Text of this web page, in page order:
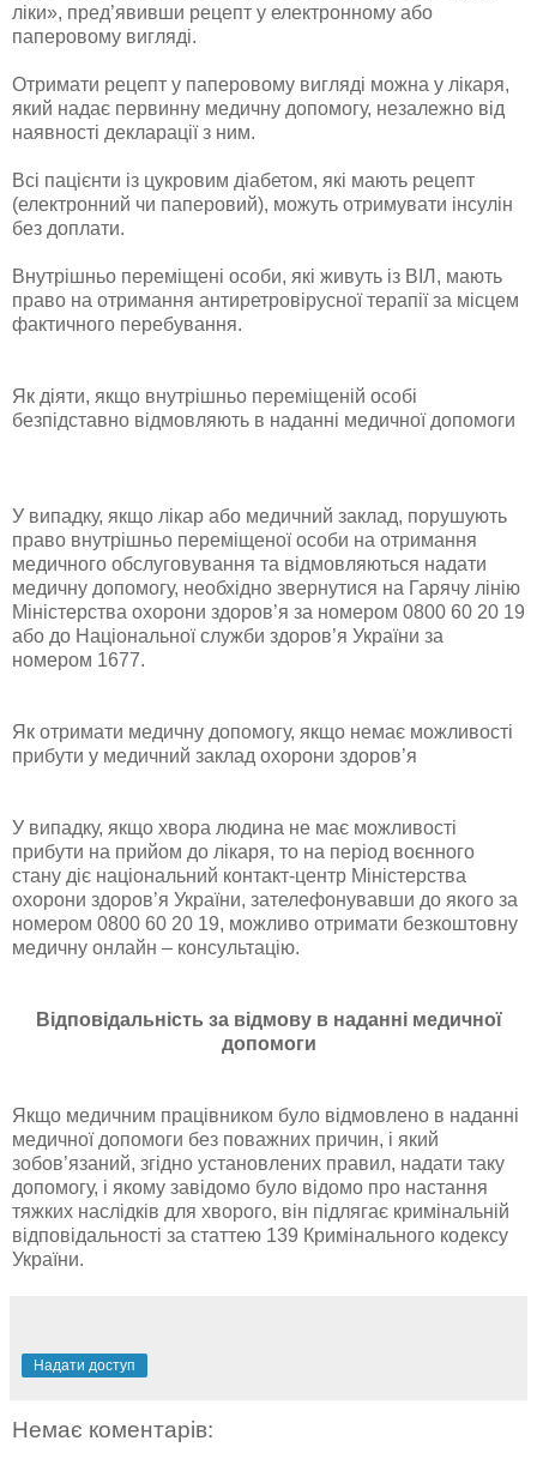
ліки», пред’явивши рецепт у електронному або
паперовому вигляді.
Отримати рецепт у паперовому вигляді можна у лікаря,
який надає первинну медичну допомогу, незалежно від
наявності декларації з ним.
Всі пацієнти із цукровим діабетом, які мають рецепт
(електронний чи паперовий), можуть отримувати інсулін
без доплати.
Внутрішньо переміщені особи, які живуть із ВІЛ, мають
право на отримання антиретровірусної терапії за місцем
фактичного перебування.
Як діяти, якщо внутрішньо переміщеній особі
безпідставно відмовляють в наданні медичної допомоги
У випадку, якщо лікар або медичний заклад, порушують
право внутрішньо переміщеної особи на отримання
медичного обслуговування та відмовляються надати
медичну допомогу, необхідно звернутися на Гарячу лінію
Міністерства охорони здоров’я за номером 0800 60 20 19
або до Національної служби здоров’я України за
номером 1677.
Як отримати медичну допомогу, якщо немає можливості
прибути у медичний заклад охорони здоров’я
У випадку, якщо хвора людина не має можливості
прибути на прийом до лікаря, то на період воєнного
стану діє національний контакт-центр Міністерства
охорони здоров’я України, зателефонувавши до якого за
номером 0800 60 20 19, можливо отримати безкоштовну
медичну онлайн – консультацію.
Відповідальність за відмову в наданні медичної
допомоги
Якщо медичним працівником було відмовлено в наданні
медичної допомоги без поважних причин, і який
зобов’язаний, згідно установлених правил, надати таку
допомогу, і якому завідомо було відомо про настання
тяжких наслідків для хворого, він підлягає кримінальній
відповідальності за статтею 139 Кримінального кодексу
України.
Надати доступ
Немає коментарів: